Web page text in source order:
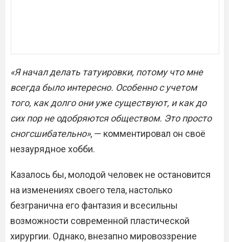
«Я начал делать татуировки, потому что мне
всегда было интересно. Особенно с учетом
того, как долго они уже существуют, и как до
сих пор не одобряются обществом. Это просто
сногсшибательно», — комментировал он своё
незаурядное хобби.
Казалось бы, молодой человек не остановится
на изменениях своего тела, настолько
безгранична его фантазия и всесильны
возможности современной пластической
хирургии. Однако, внезапно мировоззрение